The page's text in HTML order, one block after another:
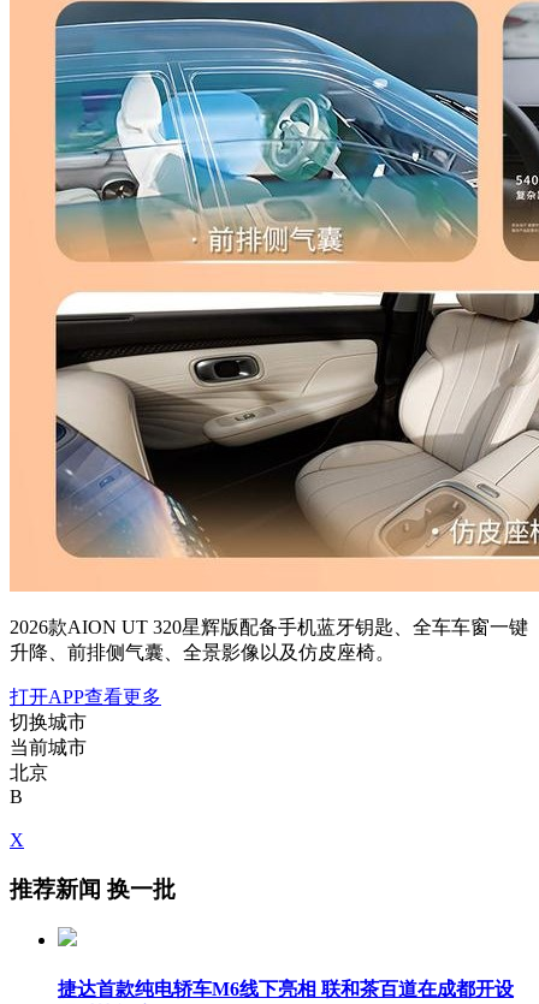
2026款AION UT 320星辉版配备手机蓝牙钥匙、全车车窗一键
升降、前排侧气囊、全景影像以及仿皮座椅。
打开APP查看更多
切换城市
当前城市
北京
B
X
推荐新闻 换一批
捷达首款纯电轿车M6线下亮相 联和茶百道在成都开设